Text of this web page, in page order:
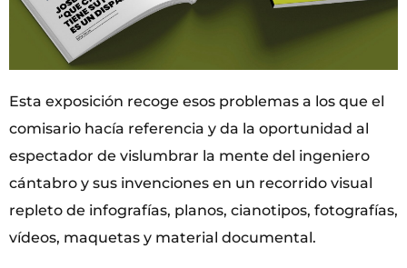
Esta exposición recoge esos problemas a los que el
comisario hacía referencia y da la oportunidad al
espectador de vislumbrar la mente del ingeniero
cántabro y sus invenciones en un recorrido visual
repleto de infografías, planos, cianotipos, fotografías,
vídeos, maquetas y material documental.